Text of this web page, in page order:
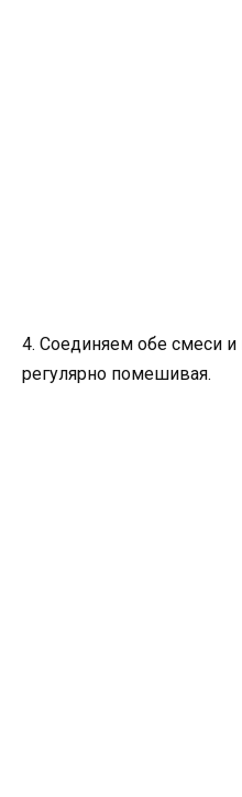
4. Соединяем обе смеси
регулярно помешивая.